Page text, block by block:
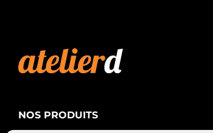
NOS PRODUITS